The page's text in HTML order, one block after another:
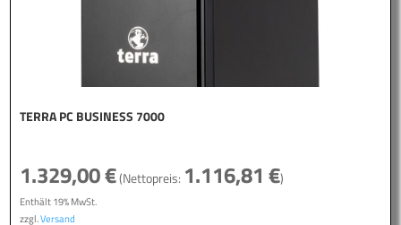
TERRA PC BUSINESS 7000
1.329,00€(Nettopreis: 1.116,81€)
Enthält 19% MwSt.
zzgl.Versand